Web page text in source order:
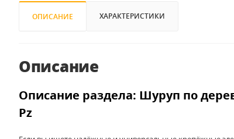
ОПИСАНИЕ ХАРАКТЕРИСТИКИ
Описание
Описание раздела: Шуруп по
Pz